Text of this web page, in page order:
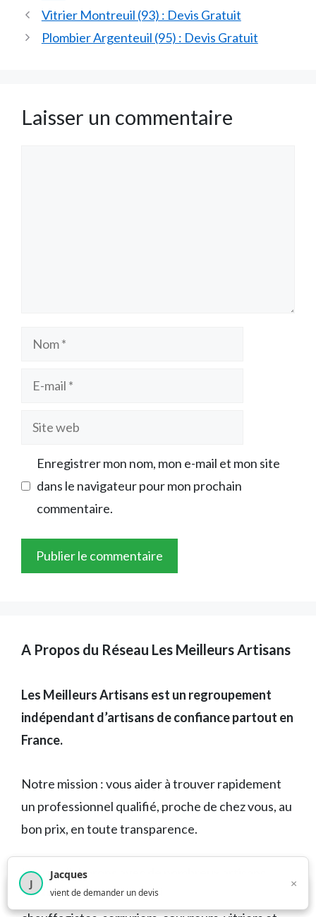
Vitrier Montreuil (93) : Devis Gratuit
Plombier Argenteuil (95) : Devis Gratuit
Laisser un commentaire
Nom
Site
Enregistrer mon nom, mon e-mail et mon site
dans le navigateur pour mon prochain
commentaire.
A Propos du Réseau Les Meilleurs Artisans
Les Meilleurs Artisans est un regroupement
indépendant d’artisans de confiance partout en
France.
Notre mission : vous aider à trouver rapidement
un professionnel qualifié, proche de chez vous, au
bon prix, en toute transparence.
Nous collaborons avec de nombreux artisans
partenaires — plombiers, électriciens,
4 208utilisateurs ce mois-ci
J
Jacques
vient de demander un devis
×